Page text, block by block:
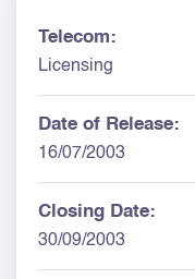
Telecom:
Licensing
Date of Release:
16/07/2003
Closing Date:
30/09/2003